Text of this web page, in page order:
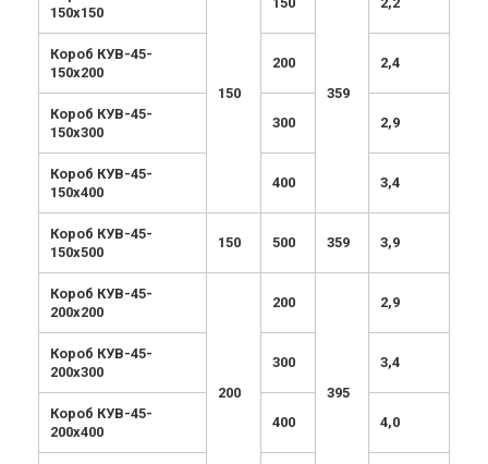
150х150
150 359
Короб КУВ-45-
150х200
200 2,4
Короб КУВ-45-
150х300
300 2,9
Короб КУВ-45-
150х400
400 3,4
Короб КУВ-45-
150х500
150 500 359 3,9
Короб КУВ-45-
200х200
200
200
395
2,9
Короб КУВ-45-
200х300
300 3,4
Короб КУВ-45-
200х400
400 4,0